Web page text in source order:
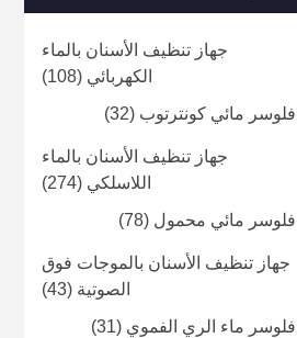
جهاز تنظيف الأسنان بالماء
الكهربائي (108)
فلوسر مائي كونترتوب (32)
جهاز تنظيف الأسنان بالماء
اللاسلكي (274)
فلوسر مائي محمول (78)
جهاز تنظيف الأسنان بالموجات فوق
الصوتية (43)
فلوسر ماء الري الفموي (31)